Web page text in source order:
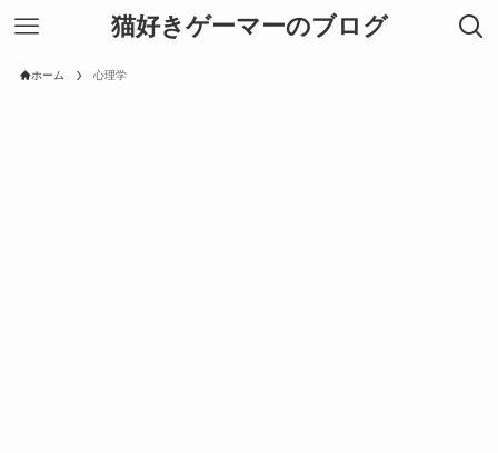
猫好きゲーマーのブログ
ホーム 心理学